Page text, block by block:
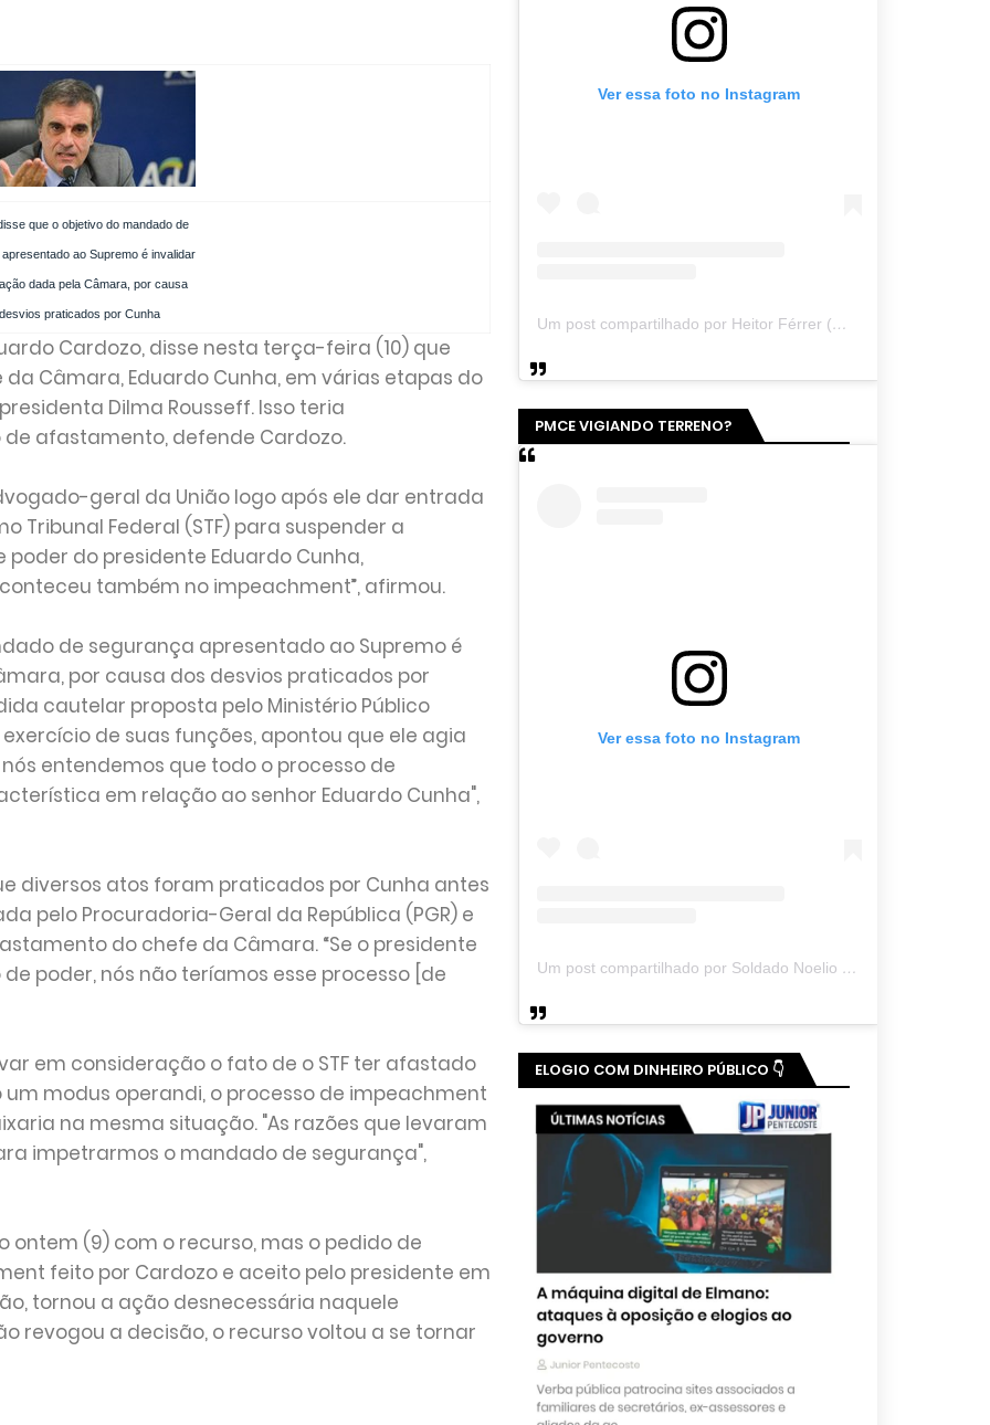
que o objetivo do mandado de
ao Supremo é invalidar
dada pela Câmara, por causa
praticados por Cunha
Cardozo, disse nesta terça-feira (10) que
Câmara, Eduardo Cunha, em várias etapas do
Dilma Rousseff. Isso teria
afastamento, defende Cardozo.
geral da União logo após ele dar entrada
Tribunal Federal (STF) para suspender a
do presidente Eduardo Cunha,
também no impeachment”, afirmou.
de segurança apresentado ao Supremo é
por causa dos desvios praticados por
cautelar proposta pelo Ministério Público
de suas funções, apontou que ele agia
entendemos que todo o processo de
em relação ao senhor Eduardo Cunha",
diversos atos foram praticados por Cunha antes
pelo Procuradoria-Geral da República (PGR) e
do chefe da Câmara. “Se o presidente
poder, nós não teríamos esse processo [de
em consideração o fato de o STF ter afastado
modus operandi, o processo de impeachment
na mesma situação. "As razões que levaram
impetrarmos o mandado de segurança",
ontem (9) com o recurso, mas o pedido de
feito por Cardozo e aceito pelo presidente em
tornou a ação desnecessária naquele
revogou a decisão, o recurso voltou a se tornar
Ver essa foto no Instagram
Um post compartilhado por Heitor Férrer (@heitor_ferrer77)
PMCE VIGIANDO TERRENO?
Ver essa foto no Instagram
Um post compartilhado por Soldado Noelio (@soldadonoelio)
ELOGIO COM DINHEIRO PÚBLICO 👇